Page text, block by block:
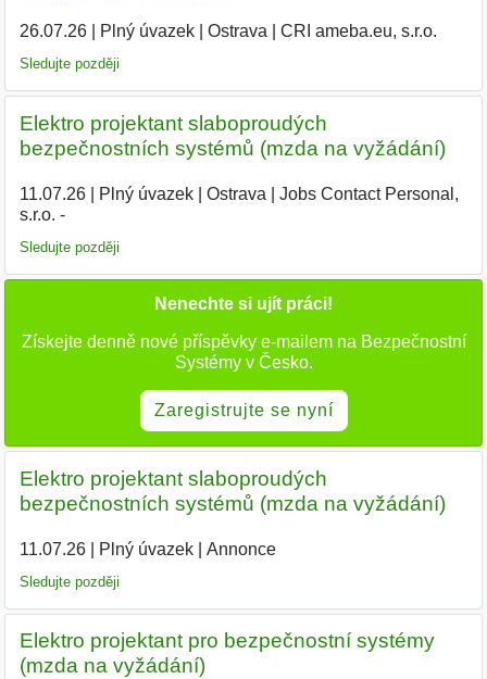
26.07.26| Plný úvazek| Ostrava CRI ameba.eu, s.r.o.
Sledujte později
Elektro projektant slaboproudých
bezpečnostních systémů (mzda na vyžádání)
11.07.26| Plný úvazek| Ostrava
Jobs Contact Personal,
s.r.o. -
Sledujte později
Nenechte si ujít práci!
Získejte denně nové příspěvky e-mailem na Bezpečnostní
Systémy v Česko.
Zaregistrujte se nyní
Elektro projektant slaboproudých
bezpečnostních systémů (mzda na vyžádání)
11.07.26| Plný úvazek| Annonce
Sledujte později
Elektro projektant pro bezpečnostní systémy
(mzda na vyžádání)